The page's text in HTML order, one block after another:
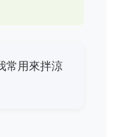
常用來拌涼